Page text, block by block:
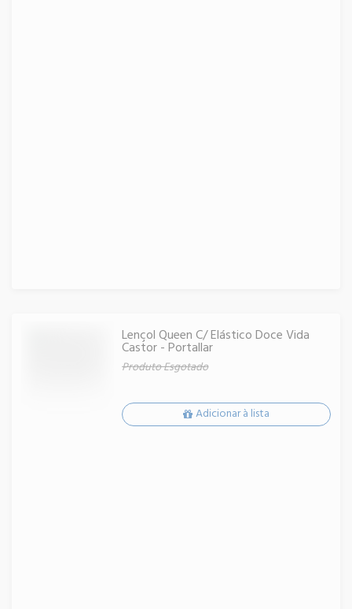
Lençol Queen C/ Elástico Doce Vida
Castor - Portallar
Produto Esgotado
Adicionar à lista